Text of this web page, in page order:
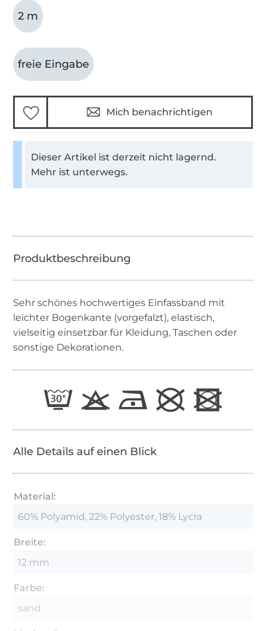
2 m
freie Eingabe
Mich benachrichtigen
Dieser Artikel ist derzeit nicht lagernd.
Mehr ist unterwegs.
Sehr schönes hochwertiges Einfassband mit
leichter Bogenkante (vorgefalzt), elastisch,
vielseitig einsetzbar für Kleidung, Taschen oder
sonstige Dekorationen.
Alle Details auf einen Blick
Material:
60% Polyamid, 22% Polyester, 18% Lycra
Breite:
12 mm
Farbe:
sand